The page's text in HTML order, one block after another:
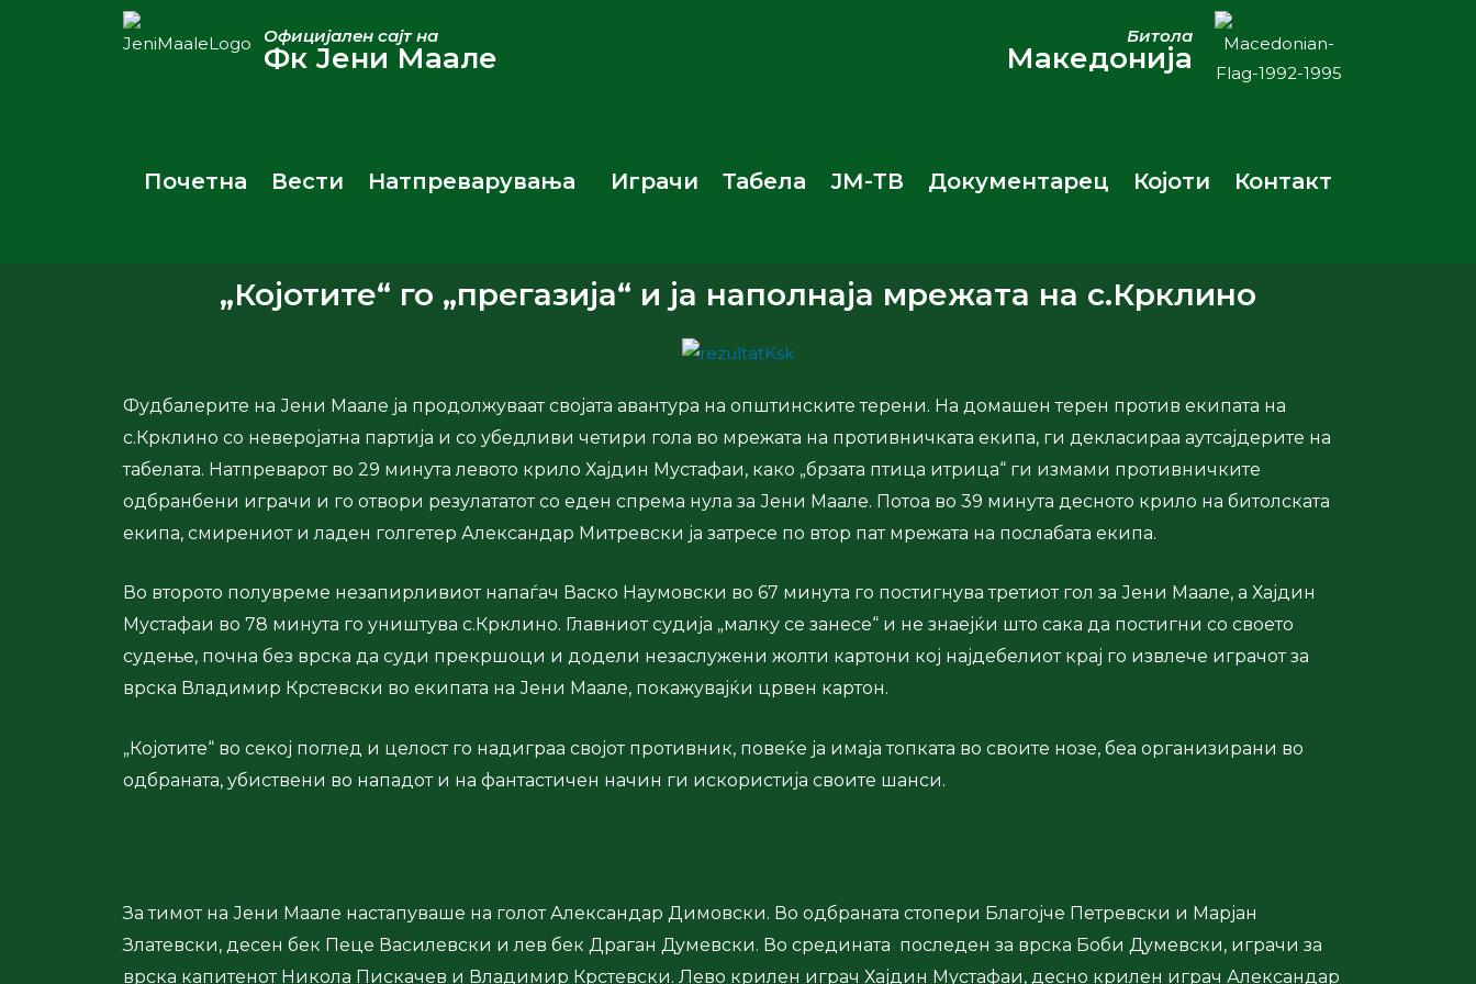
Официјален сајт на
Фк Јени Маале
Битола
Македонија
Почетна Вести Натпреварувања Играчи Табела ЈМ-ТВ Документарец Којоти Контакт
„Којотите“ го „прегазија“ и ја наполнаја мрежата на с.Крклино
Фудбалерите на Јени Маале ја продолжуваат својата авантура на општинските терени. На домашен терен против екипата на
с.Крклино со неверојатна партија и со убедливи четири гола во мрежата на противничката екипа, ги декласираа аутсајдерите на
табелата. Натпреварот во 29 минута левото крило Хајдин Мустафаи, како „брзата птица итрица“ ги измами противничките
одбранбени играчи и го отвори резулататот со еден спрема нула за Јени Маале. Потоа во 39 минута десното крило на битолската
екипа, смирениот и ладен голгетер Александар Митревски ја затресе по втор пат мрежата на послабата екипа.
Во второто полувреме незапирливиот напаѓач Васко Наумовски во 67 минута го постигнува третиот гол за Јени Маале, а Хајдин
Мустафаи во 78 минута го уништува с.Крклино. Главниот судија „малку се занесе“ и не знаејќи што сака да постигни со своето
судење, почна без врска да суди прекршоци и додели незаслужени жолти картони кој најдебелиот крај го извлече играчот за
врска Владимир Крстевски во екипата на Јени Маале, покажувајќи црвен картон.
„Којотите“ во секој поглед и целост го надиграа својот противник, повеќе ја имаја топката во своите нозе, беа организирани во
одбраната, убиствени во нападот и на фантастичен начин ги искористија своите шанси.
За тимот на Јени Маале настапуваше на голот Александар Димовски. Во одбраната стопери Благојче Петревски и Марјан
Златевски, десен бек Пеце Василевски и лев бек Драган Думевски. Во средината последен за врска Боби Думевски, играчи за
врска капитенот Никола Пискачев и Владимир Крстевски. Лево крилен играч Хајдин Мустафаи, десно крилен играч Александар